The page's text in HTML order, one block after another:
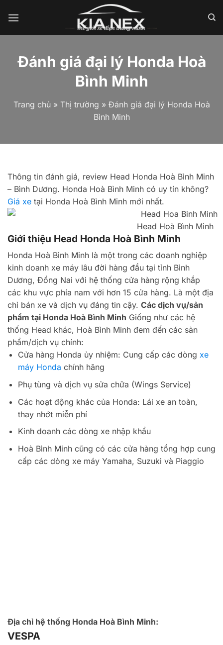
qua
Đánh giá đại lý Honda Hoà
Bình Minh
Trang chủ» Thị trường » Đánh giá đại lý Honda Hoà
Bình Minh
Thông tin đánh giá, review Head Honda Hoà Bình Minh
– Bình Dương. Honda Hoà Bình Minh có uy tín không?
Giá xe tại Honda Hoà Bình Minh mới nhất.
Head Hoà Bình Minh
Giới thiệu Head Honda Hoà Bình Minh
Honda Hoà Bình Minh là một trong các doanh nghiệp
kinh doanh xe máy lâu đời hàng đầu tại tỉnh Bình
Dương, Đồng Nai với hệ thống cửa hàng rộng khắp
các khu vực phía nam với hơn 15 cửa hàng. Là một địa
chỉ bán xe và dịch vụ đáng tin cậy. Các dịch vụ/sản
phẩm tại Honda Hoà Bình Minh Giống như các hệ
thống Head khác, Hoà Bình Minh đem đến các sản
phẩm/dịch vụ chính:
Cửa hàng Honda ủy nhiệm: Cung cấp các dòng xe
máy Honda chính hãng
Phụ tùng và dịch vụ sửa chữa (Wings Service)
Các hoạt động khác của Honda: Lái xe an toàn,
thay nhớt miễn phí
Kinh doanh các dòng xe nhập khẩu
Hoà Bình Minh cũng có các cửa hàng tổng hợp cung
cấp các dòng xe máy Yamaha, Suzuki và Piaggio